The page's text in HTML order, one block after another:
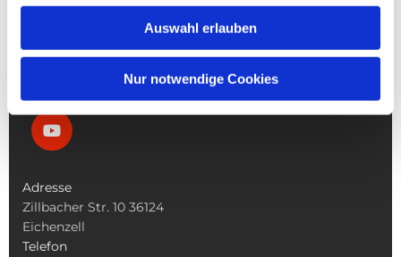
Auswahl erlauben
Nur notwendige Cookies
Die Kirchen
Adresse
Zillbacher Str. 10 36124
Eichenzell
Telefon